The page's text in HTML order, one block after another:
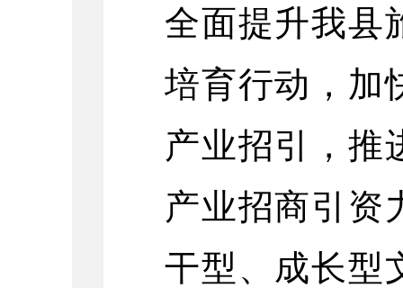
全面提升我县
培育行动，加
产业招引，推
产业招商引资
干型、成长型